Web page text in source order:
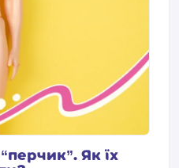
“перчик”. Як їх